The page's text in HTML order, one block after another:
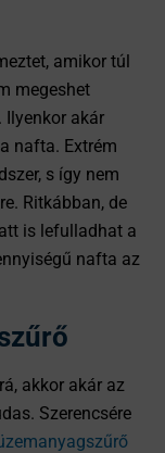
amikor túl
megeshet
Ilyenkor akár
nafta. Extrém
s így nem
Ritkábban, de
is lefulladhat a
nafta az
akkor akár az
Szerencsére